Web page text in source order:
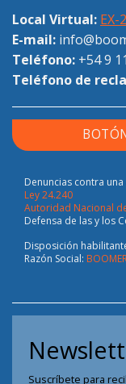
Local Virtual: EX-
E-mail:
Teléfono: +54 9
Teléfono de
Denuncias contra
Ley 24.240
Autoridad Nacional
Defensa de las y los
Disposición
Razón Social:
Suscríbete para